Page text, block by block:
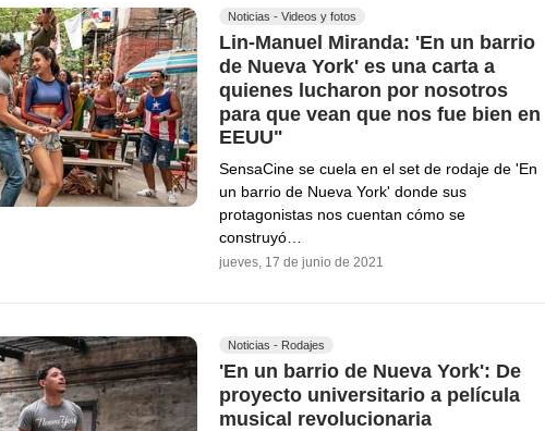
Noticias - Videos y fotos
Lin-Manuel Miranda: 'En un barrio
de Nueva York' es una carta a
quienes lucharon por nosotros
para que vean que nos fue bien en
EEUU"
SensaCine se cuela en el set de rodaje de 'En
un barrio de Nueva York' donde sus
protagonistas nos cuentan cómo se
construyó…
jueves, 17 de junio de 2021
Noticias - Rodajes
'En un barrio de Nueva York': De
proyecto universitario a película
musical revolucionaria